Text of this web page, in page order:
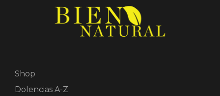
Shop
Dolencias A-Z